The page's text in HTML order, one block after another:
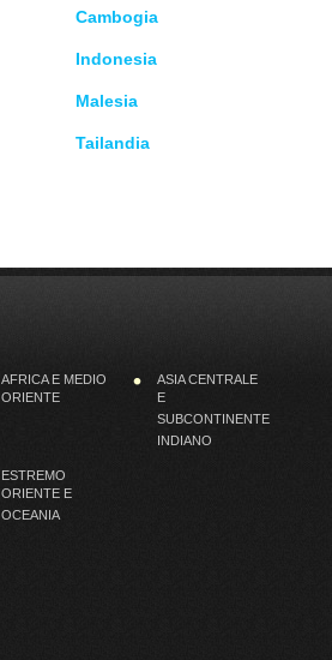
Cambogia
Indonesia
Malesia
Tailandia
AFRICA E MEDIO
ORIENTE
ASIA CENTRALE
E
SUBCONTINENTE
INDIANO
ESTREMO
ORIENTE E
OCEANIA